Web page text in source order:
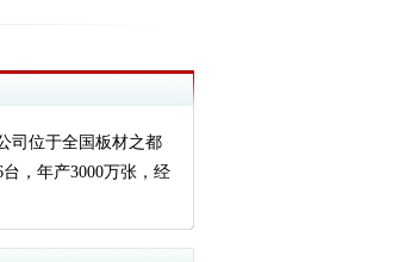
司位于全国板材之都
，年产3000万张，经